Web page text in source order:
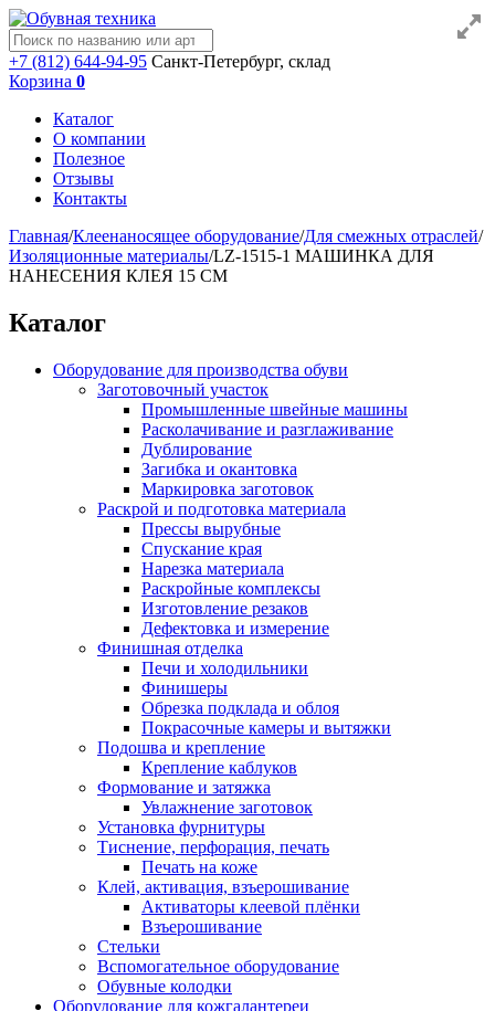
+7 (812) 644-94-95 Санкт-Петербург, склад
Корзина 0
Каталог
О компании
Полезное
Отзывы
Контакты
Главная/Клеенаносящее оборудование/Для смежных отраслей/
Изоляционные материалы/LZ-1515-1 МАШИНКА ДЛЯ
НАНЕСЕНИЯ КЛЕЯ 15 СМ
Каталог
Оборудование для производства обуви
Заготовочный участок
Промышленные швейные машины
Расколачивание и разглаживание
Дублирование
Загибка и окантовка
Маркировка заготовок
Раскрой и подготовка материала
Прессы вырубные
Спускание края
Нарезка материала
Раскройные комплексы
Изготовление резаков
Дефектовка и измерение
Финишная отделка
Печи и холодильники
Финишеры
Обрезка подклада и облоя
Покрасочные камеры и вытяжки
Подошва и крепление
Крепление каблуков
Формование и затяжка
Увлажнение заготовок
Установка фурнитуры
Тиснение, перфорация, печать
Печать на коже
Клей, активация, взъерошивание
Активаторы клеевой плёнки
Взъерошивание
Стельки
Вспомогательное оборудование
Обувные колодки
Оборудование для кожгалантереи